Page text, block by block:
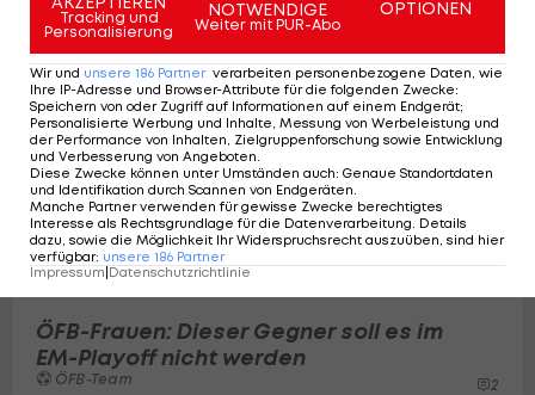
ÖFB-Frauen: Dieser Gegner soll es im
EM-Playoff nicht werden
ÖFB-Team 2
Tracking und
Personalisierung
NOTWENDIGE
Weiter mit PUR-Abo
OPTIONEN
Wir und unsere 186 Partner verarbeiten personenbezogene Daten, wie
Ihre IP-Adresse und Browser-Attribute für die folgenden Zwecke:
Speichern von oder Zugriff auf Informationen auf einem Endgerät;
Personalisierte Werbung und Inhalte, Messung von Werbeleistung und
der Performance von Inhalten, Zielgruppenforschung sowie Entwicklung
und Verbesserung von Angeboten.
Diese Zwecke können unter Umständen auch: Genaue Standortdaten
und Identifikation durch Scannen von Endgeräten.
Manche Partner verwenden für gewisse Zwecke berechtigtes
Interesse als Rechtsgrundlage für die Datenverarbeitung. Details
dazu, sowie die Möglichkeit Ihr Widerspruchsrecht auszuüben, sind hier
verfügbar: unsere 186 Partner
Impressum Datenschutzrichtlinie